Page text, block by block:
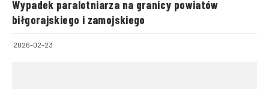
Wypadek paralotniarza na granicy powiatów
biłgorajskiego i zamojskiego
2026-02-23